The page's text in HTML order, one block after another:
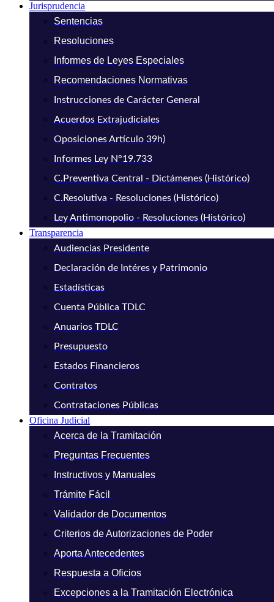
Jurisprudencia
Sentencias
Resoluciones
Informes de Leyes Especiales
Recomendaciones Normativas
Instrucciones de Carácter General
Acuerdos Extrajudiciales
Oposiciones Artículo 39h)
Informes Ley N°19.733
C.Preventiva Central - Dictámenes (Histórico)
C.Resolutiva - Resoluciones (Histórico)
Ley Antimonopolio - Resoluciones (Histórico)
Transparencia
Audiencias Presidente
Declaración de Intéres y Patrimonio
Estadísticas
Cuenta Pública TDLC
Anuarios TDLC
Presupuesto
Estados Financieros
Contratos
Contrataciones Públicas
Oficina Judicial
Acerca de la Tramitación
Preguntas Frecuentes
Instructivos y Manuales
Trámite Fácil
Validador de Documentos
Criterios de Autorizaciones de Poder
Aporta Antecedentes
Respuesta a Oficios
Excepciones a la Tramitación Electrónica